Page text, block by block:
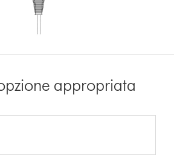
appropriata